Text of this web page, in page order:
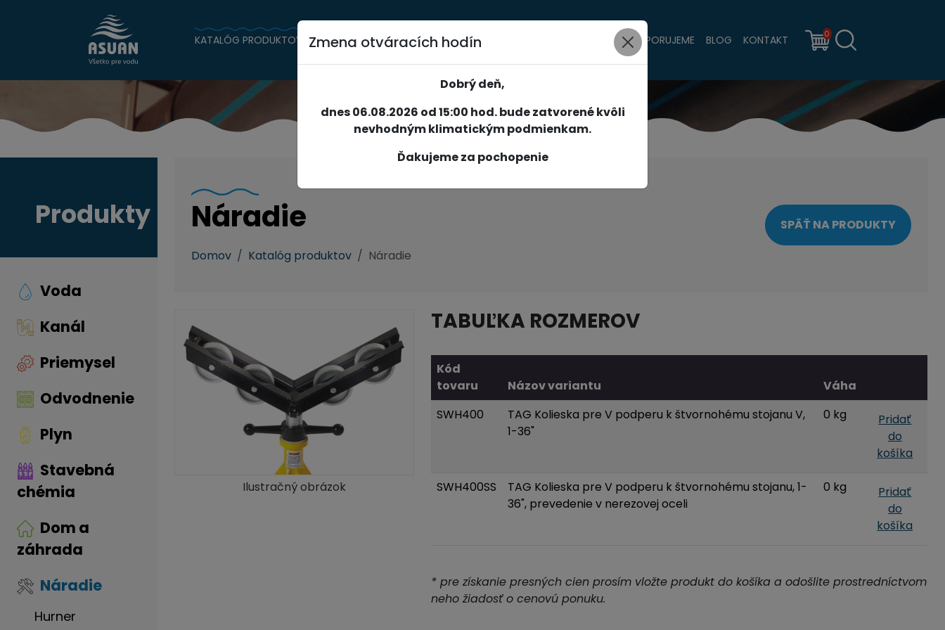
KATALÓG PRODUKTOV AKCIE NOVINKY SPOLOČNOSŤ PODPORUJEME BLOG KONTAKT 0
Produkty
Voda
Kanál
Priemysel
Odvodnenie
Plyn
Stavebná
chémia
Dom a
záhrada
Náradie
Hurner
Náradie
Domov Katalóg produktov Náradie
SPÄŤ NA PRODUKTY
Ilustračný obrázok
TABUĽKA ROZMEROV
Kód
tovaru
Názov variantu
Váha
SWH400
TAG Kolieska pre V podperu k štvornohému stojanu V,
1-36"
0 kg
Pridať
do
košíka
SWH400SS
TAG Kolieska pre V podperu k štvornohému stojanu, 1-
36", prevedenie v nerezovej oceli
0 kg
Pridať
do
košíka
* pre získanie presných cien prosím vložte produkt do košíka a odošlite prostredníctvom
neho žiadosť o cenovú ponuku.
Zmena otváracích hodín
Dobrý deň,
dnes 06.08.2026 od 15:00 hod. bude zatvorené kvôli
nevhodným klimatickým podmienkam.
Ďakujeme za pochopenie